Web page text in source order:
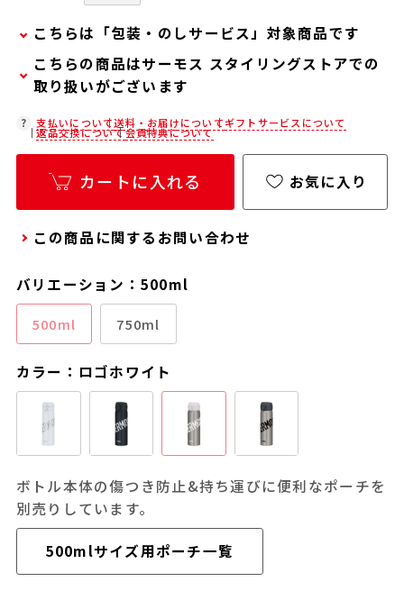
こちらは「包装・のしサービス」対象商品です
弊社での包装・のしを希望される場合は、商品を
カートに入れた後に「会員限定のし・ラッピング
(330円/個)設定へ」ボタンからお手続きくださ
い。
「包装・のしサービス」には、手提げ袋やギフト
バッグは含まれておりません。手提げ袋やギフト
バッグを希望される場合は、以下よりご購入をお
願いいたします。
こちらの商品はサーモス スタイリングストアでの
取り扱いがございます
在庫状況につきましては、各店舗までお電話にて
ご確認ください。
店舗紹介ページ
支払いについて送料・お届けについてギフトサービスについて
返品交換について会員特典について
カートに入れる お気に入り
この商品に関するお問い合わせ
バリエーション：500ml
500ml 750ml
カラー：ロゴホワイト
ボトル本体の傷つき防止&持ち運びに便利なポーチを
別売りしています。
500mlサイズ用ポーチ一覧